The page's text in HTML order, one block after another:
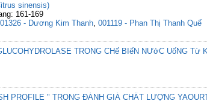
sinensis)
161-169
- Dương Kim Thanh, 001119 - Phan Thị Thanh Quế
TRONG CHế BIếN NƯớC UốNG Từ
PROFILE " TRONG ĐÁNH GIÁ CHẤT LƯỢNG